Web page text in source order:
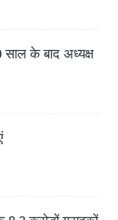
के बाद अध्यक्ष